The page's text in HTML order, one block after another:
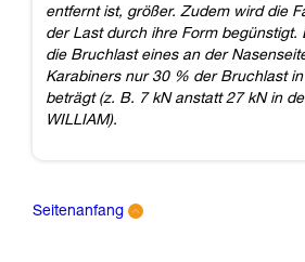
entfernt ist, größer. Zudem wird die
der Last durch ihre Form begünstigt.
die Bruchlast eines an der
Karabiners nur 30 % der Bruchlast
beträgt (z. B. 7 kN anstatt 27 kN in
WILLIAM).
Seitenanfang